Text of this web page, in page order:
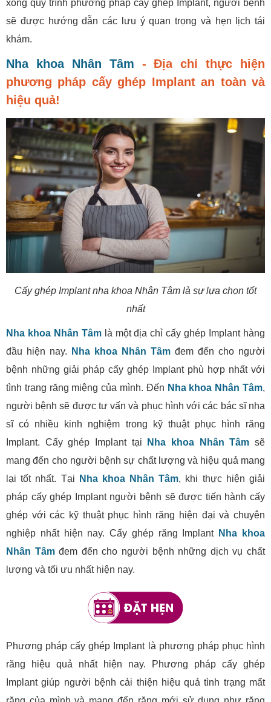
xong quy trình phương pháp cấy ghép Implant, người bệnh
sẽ được hướng dẫn các lưu ý quan trọng và hẹn lịch tái
khám.
Nha khoa Nhân Tâm - Địa chỉ thực hiện
phương pháp cấy ghép Implant an toàn và
hiệu quả!
Cấy ghép Implant nha khoa Nhân Tâm là sự lựa chọn tốt
nhất
Nha khoa Nhân Tâmlà một địa chỉ cấy ghép Implant hàng
đầu hiện nay.
Nha khoa Nhân Tâm đem đến cho người
bệnh những giải pháp cấy ghép Implant phù hợp nhất với
tình trạng răng miệng của mình. Đến Nha khoa Nhân Tâm,
người bệnh sẽ được tư vấn và phục hình với các bác sĩ nha
sĩ có nhiều kinh nghiệm trong kỹ thuật phục hình răng
Implant. Cấy ghép Implant tại
Nha khoa Nhân Tâm sẽ
mang đến cho người bệnh sự chất lượng và hiệu quả mang
lại tốt nhất. Tại
Nha khoa Nhân Tâm, khi thực hiện giải
pháp cấy ghép Implant người bệnh sẽ được tiến hành cấy
ghép với các kỹ thuật phục hình răng hiện đại và chuyên
nghiệp nhất hiện nay. Cấy ghép răng Implant Nha khoa
Nhân Tâmđem đến cho người bệnh những dịch vụ chất
lượng và tối ưu nhất hiện nay.
Phương pháp cấy ghép Implant là phương pháp phục hình
răng hiệu quả nhất hiện nay. Phương pháp cấy ghép
Implant giúp người bệnh cải thiện hiệu quả tình trạng mất